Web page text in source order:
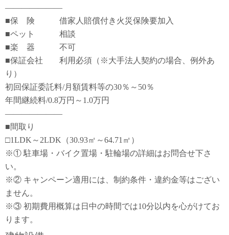
―――――――
■保 険 借家人賠償付き火災保険要加入
■ペット 相談
■楽 器 不可
■保証会社 利用必須（※大手法人契約の場合、例外あ
り）
初回保証委託料/月額賃料等の30％～50％
年間継続料/0.8万円～1.0万円
―――――――
■間取り
□1LDK～2LDK（30.93㎡～64.71㎡）
※① 駐車場・バイク置場・駐輪場の詳細はお問合せ下さ
い。
※② キャンペーン適用には、制約条件・違約金等はござい
ません。
※③ 初期費用概算は日中の時間では10分以内を心がけてお
ります。